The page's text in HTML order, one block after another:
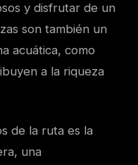
y disfrutar de un
son también un
acuática, como
a la riqueza
de la ruta es la
una